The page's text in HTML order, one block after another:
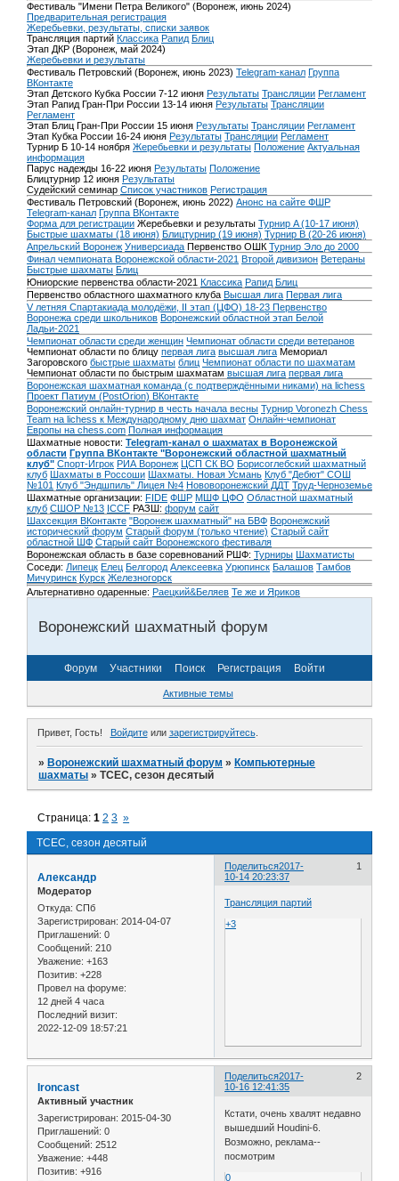
Фестиваль "Имени Петра Великого" (Воронеж, июнь 2024)
Предварительная регистрация
Жеребьевки, результаты, списки заявок
Трансляция партий Классика Рапид Блиц
Этап ДКР (Воронеж, май 2024)
Жеребьевки и результаты
Фестиваль Петровский (Воронеж, июнь 2023) Telegram-канал Группа
ВКонтакте
Этап Детского Кубка России 7-12 июня Результаты Трансляции Регламент
Этап Рапид Гран-При России 13-14 июня Результаты Трансляции
Регламент
Этап Блиц Гран-При России 15 июня Результаты Трансляции Регламент
Этап Кубка России 16-24 июня Результаты Трансляции Регламент
Турнир Б 10-14 ноября Жеребьевки и результаты Положение Актуальная
информация
Парус надежды 16-22 июня Результаты Положение
Блицтурнир 12 июня Результаты
Судейский семинар Список участников Регистрация
Фестиваль Петровский (Воронеж, июнь 2022) Анонс на сайте ФШР
Telegram-канал Группа ВКонтакте
Форма для регистрации Жеребьевки и результаты Турнир A (10-17 июня)
Быстрые шахматы (18 июня) Блицтурнир (19 июня) Турнир B (20-26 июня)
Апрельский Воронеж Универсиада Первенство ОШК Турнир Эло до 2000
Финал чемпионата Воронежской области-2021 Второй дивизион Ветераны
Быстрые шахматы Блиц
Юниорские первенства области-2021 Классика Рапид Блиц
Первенство областного шахматного клуба Высшая лига Первая лига
V летняя Спартакиада молодёжи, II этап (ЦФО) 18-23 Первенство
Воронежа среди школьников Воронежский областной этап Белой
Ладьи-2021
Чемпионат области среди женщин Чемпионат области среди ветеранов
Чемпионат области по блицу первая лига высшая лига Мемориал
Загоровского быстрые шахматы блиц Чемпионат области по шахматам
Чемпионат области по быстрым шахматам высшая лига первая лига
Воронежская шахматная команда (с подтверждёнными никами) на lichess
Проект Патиум (PostOrion) ВКонтакте
Воронежский онлайн-турнир в честь начала весны Турнир Voronezh Chess
Team на lichess к Международному дню шахмат Онлайн-чемпионат
Европы на chess.com Полная информация
Шахматные новости: Telegram-канал о шахматах в Воронежской
области Группа ВКонтакте "Воронежский областной шахматный
клуб" Спорт-Игрок РИА Воронеж ЦСП СК ВО Борисоглебский шахматный
клуб Шахматы в Россоши Шахматы. Новая Усмань Клуб "Дебют" СОШ
№101 Клуб "Эндшпиль" Лицея №4 Нововоронежский ДДТ Труд-Черноземье
Шахматные организации: FIDE ФШР МШФ ЦФО Областной шахматный
клуб СШОР №13 ICCF РАЗШ: форум сайт
Шахсекция ВКонтакте "Воронеж шахматный" на БВФ Воронежский
исторический форум Cтарый форум (только чтение) Старый сайт
областной ШФ Старый сайт Воронежского фестиваля
Воронежская область в базе соревнований РШФ: Турниры Шахматисты
Соседи: Липецк Елец Белгород Алексеевка Урюпинск Балашов Тамбов
Мичуринск Курск Железногорск
Альтернативно одаренные: Раецкий&Беляев Те же и Яриков
Воронежский шахматный форум
Форум Участники Поиск Регистрация Войти
Активные темы
Привет, Гость! Войдитеили зарегистрируйтесь.
»Воронежский шахматный форум »Компьютерные
шахматы »TCEC, сезон десятый
TCEC, сезон десятый
Страница:1 2 3 »
Поделиться 1
2017-
10-14 20:23:37
Александр
Модератор
Откуда: СПб
Зарегистрирован: 2014-04-07
Приглашений: 0
Сообщений: 210
Уважение: +163
Позитив: +228
Провел на форуме:
12 дней 4 часа
Последний визит:
2022-12-09 18:57:21
Трансляция партий
+3
Поделиться 2
2017-
10-16 12:41:35
Ironcast
Активный участник
Зарегистрирован: 2015-04-30
Приглашений: 0
Сообщений: 2512
Уважение: +448
Позитив: +916
Кстати, очень хвалят недавно
вышедший Houdini-6.
Возможно, реклама--
посмотрим
0